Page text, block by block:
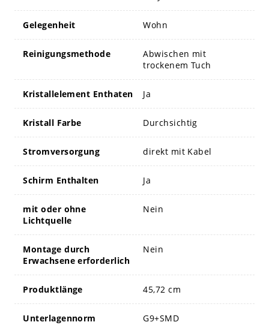
Gelegenheit Wohn
Reinigungsmethode
Abwischen mit
trockenem Tuch
Kristallelement Enthaten Ja
Kristall Farbe Durchsichtig
Stromversorgung direkt mit Kabel
Schirm Enthalten Ja
mit oder ohne
Lichtquelle
Nein
Montage durch
Erwachsene erforderlich
Nein
Produktlänge 45,72 cm
Unterlagennorm G9+SMD